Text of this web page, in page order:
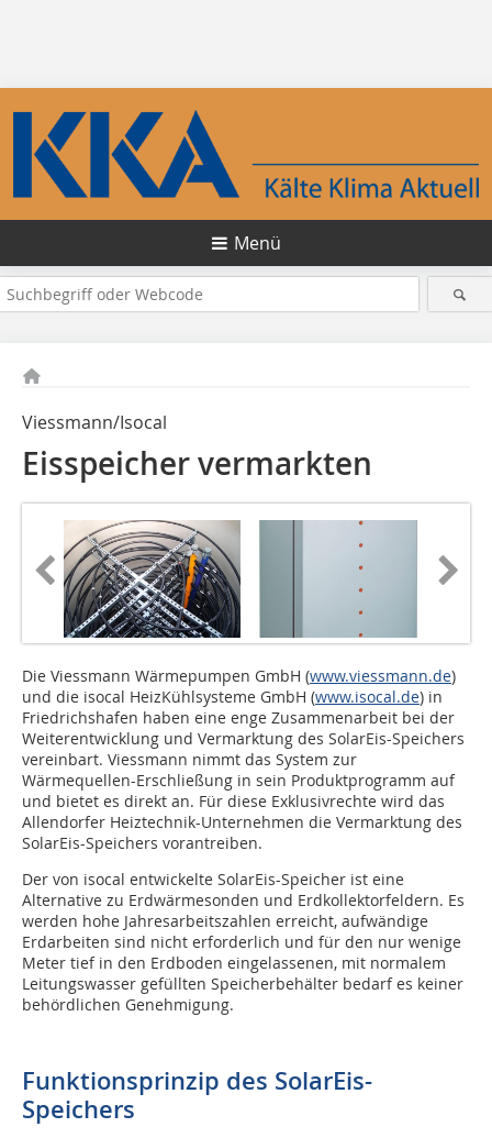
Menü
Viessmann/Isocal
Eisspeicher vermarkten
Die Viessmann Wärmepumpen GmbH (www.viessmann.de)
und die isocal HeizKühlsysteme GmbH (www.isocal.de) in
Friedrichshafen haben eine enge Zusammenarbeit bei der
Weiterentwicklung und Vermarktung des SolarEis-Speichers
vereinbart. Viessmann nimmt das System zur
Wärmequellen-Erschließung in sein Produktprogramm auf
und bietet es direkt an. Für diese Exklusivrechte wird das
Allendorfer Heiztechnik-Unternehmen die Vermarktung des
SolarEis-Speichers vorantreiben.
Der von isocal entwickelte SolarEis-Speicher ist eine
Alternative zu Erdwärmesonden und Erdkollektorfeldern. Es
werden hohe Jahresarbeitszahlen erreicht, aufwändige
Erdarbeiten sind nicht erforderlich und für den nur wenige
Meter tief in den Erdboden eingelassenen, mit normalem
Leitungswasser gefüllten Speicherbehälter bedarf es keiner
behördlichen Genehmigung.
Funktionsprinzip des SolarEis-
Speichers